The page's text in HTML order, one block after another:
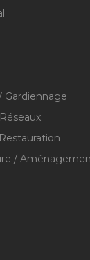
Gardiennage
/